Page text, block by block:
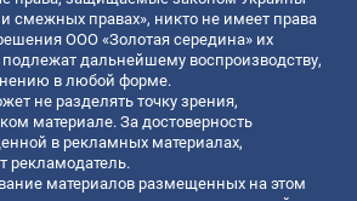
и смежных правах», никто не имеет права
ООО «Золотая середина» их
дальнейшему воспроизводству,
в любой форме.
не разделять точку зрения,
материале. За достоверность
в рекламных материалах,
рекламодатель.
материалов размещенных на этом